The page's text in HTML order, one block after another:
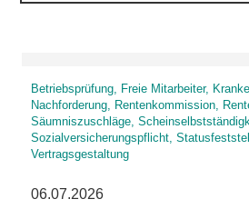
Betriebsprüfung, Freie Mitarbeiter,
Nachforderung, Rentenkommission,
Säumniszuschläge,
Sozialversicherungspflicht,
Vertragsgestaltung
06.07.2026